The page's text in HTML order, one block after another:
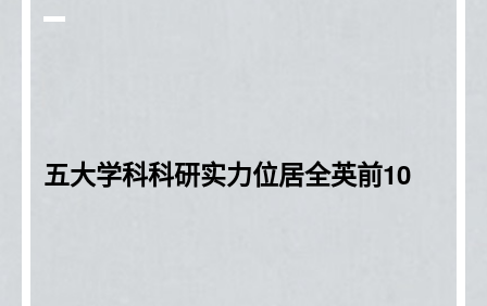
五大学科科研实力位居全英前10
社会学排名全英第2位